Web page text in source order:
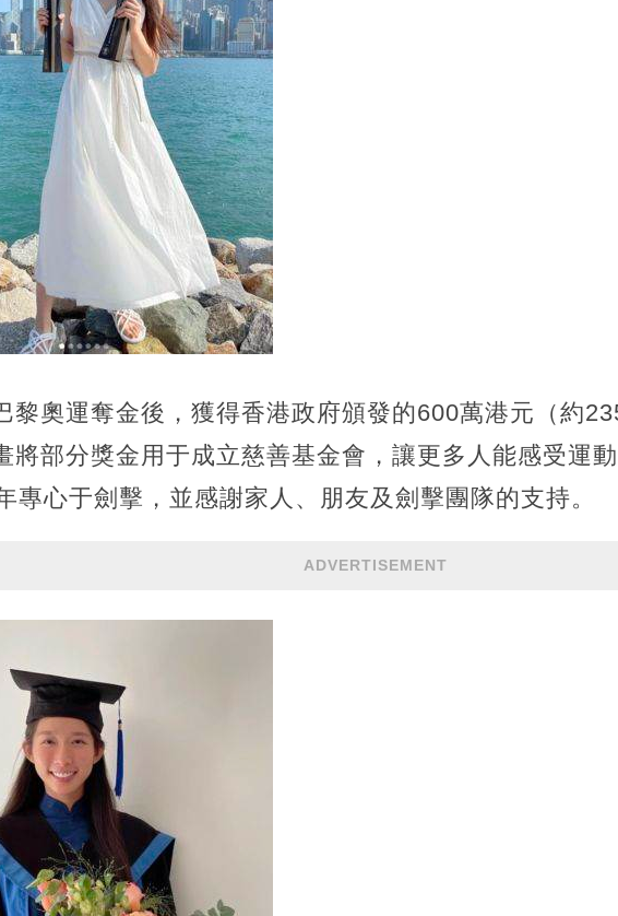
黎奧運奪金後，獲得香港政府頒發的600萬港元（約
將部分獎金用于成立慈善基金會，讓更多人能感受運
專心于劍擊，並感謝家人、朋友及劍擊團隊的支持。
ADVERTISEMENT